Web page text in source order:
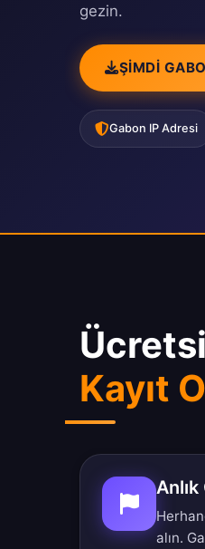
gezin.
ŞIMDI
Gabon IP Adresi
Kayıt
alın.